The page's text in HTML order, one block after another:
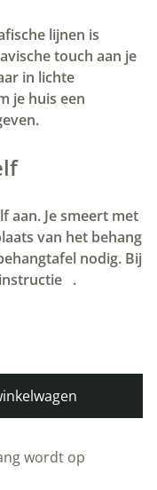
lijnen is
touch aan je
in lichte
je huis een
aan. Je smeert met
van het behang
nodig. Bij
.
wordt op